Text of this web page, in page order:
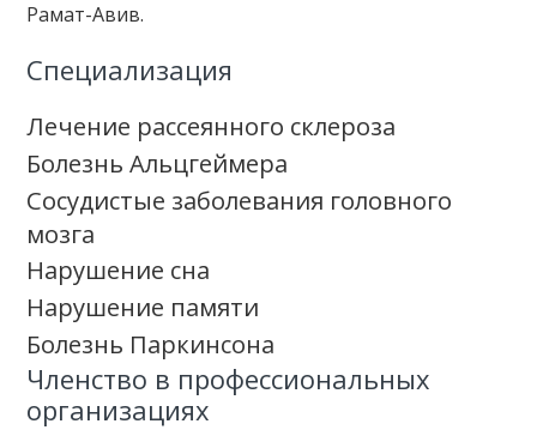
Рамат-Авив.
Специализация
Лечение рассеянного склероза
Болезнь Альцгеймера
Сосудистые заболевания головного
мозга
Нарушение сна
Нарушение памяти
Болезнь Паркинсона
Членство в профессиональных
организациях